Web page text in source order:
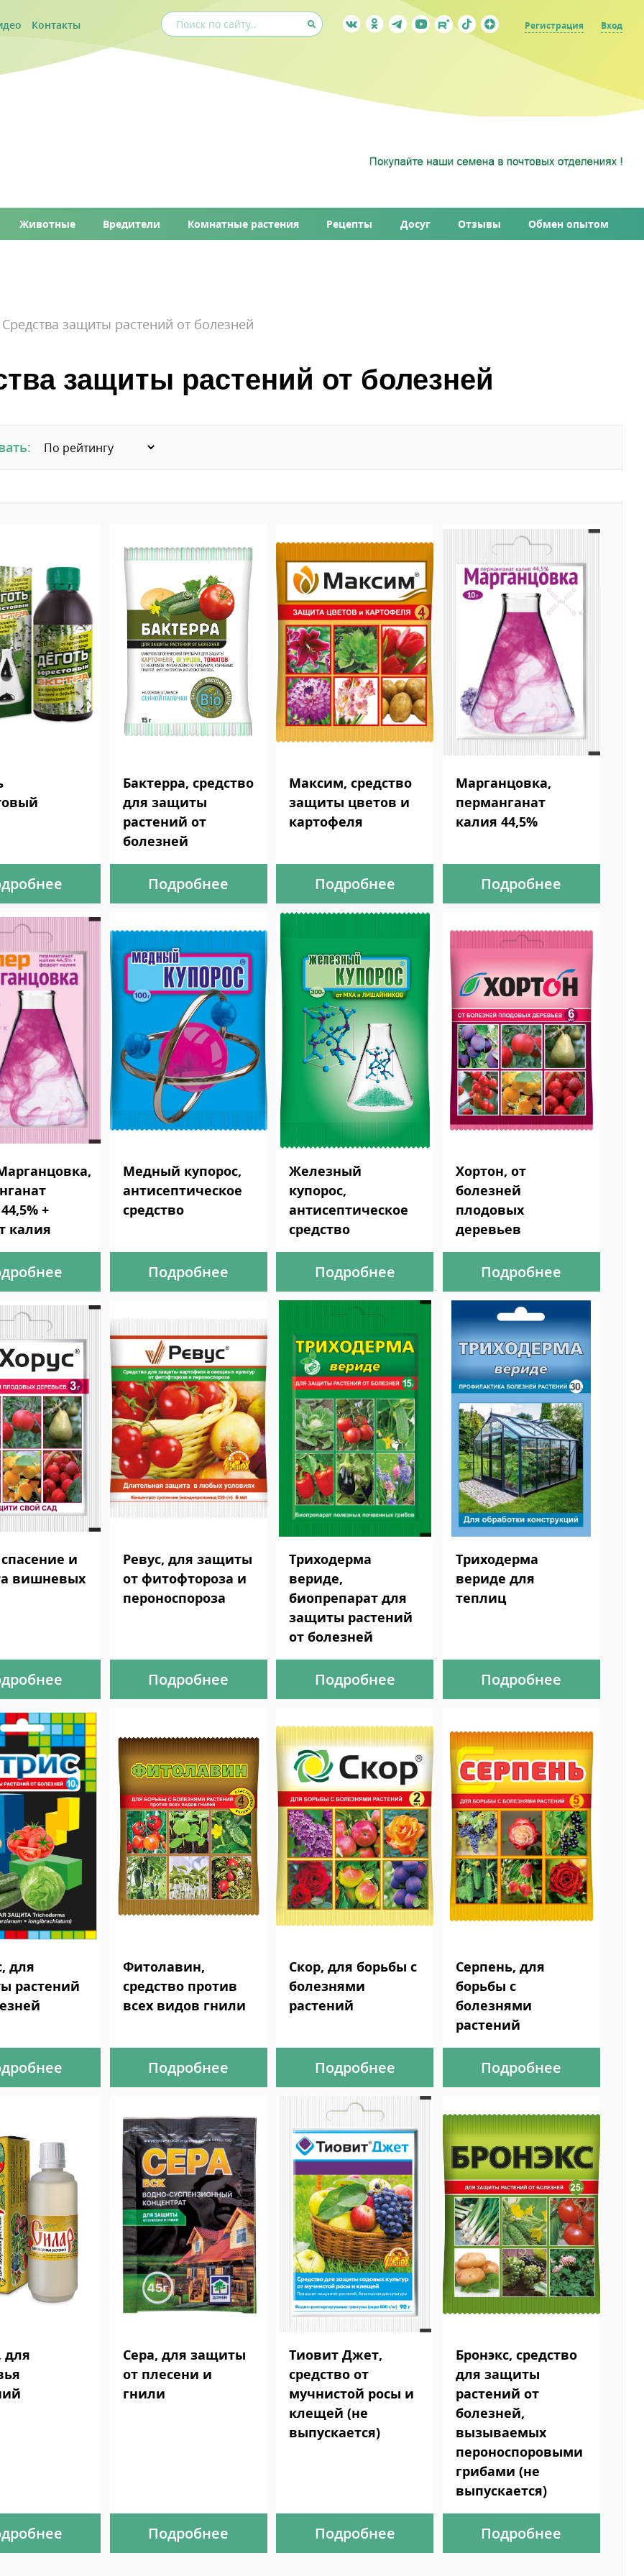
Контакты Регистрация Вход
Животные Вредители Комнатные растения Рецепты Досуг Отзывы Обмен опытом
Средства защиты растений от болезней
защиты растений от болезней
Бактерра, средство
для защиты
растений от
болезней
Подробнее
Максим, средство
защиты цветов и
картофеля
Подробнее
Марганцовка,
перманганат
калия 44,5%
Подробнее
+
калия
Медный купорос,
антисептическое
средство
Подробнее
Железный
купорос,
антисептическое
средство
Подробнее
Хортон, от
болезней
плодовых
деревьев
Подробнее
и
вишневых
Ревус, для защиты
от фитофтороза и
пероноспороза
Подробнее
Триходерма
вериде,
биопрепарат для
защиты растений
от болезней
Подробнее
Триходерма
вериде для
теплиц
Подробнее
для
растений
Фитолавин,
средство против
всех видов гнили
Подробнее
Скор, для борьбы с
болезнями
растений
Подробнее
Серпень, для
борьбы с
болезнями
растений
Подробнее
для
Сера, для защиты
от плесени и
гнили
Подробнее
Тиовит Джет,
средство от
мучнистой росы и
клещей (не
выпускается)
Подробнее
Бронэкс, средство
для защиты
растений от
болезней,
вызываемых
пероноспоровыми
грибами (не
выпускается)
Подробнее